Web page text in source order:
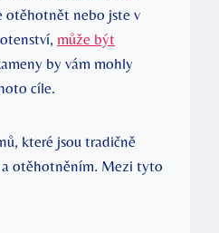
otěhotnět nebo jste v
může být
by vám mohly
cíle.
které jsou tradičně
otěhotněním. Mezi tyto